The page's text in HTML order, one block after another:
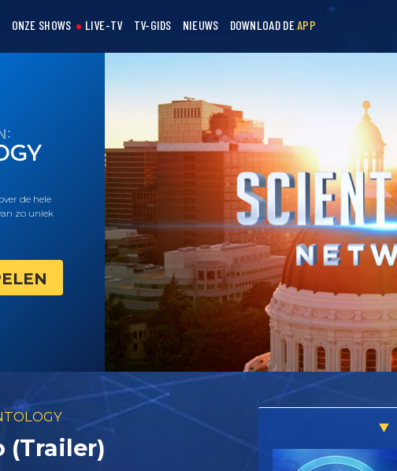
ONZE SHOWS LIVE-TV TV-GIDS NIEUWS DOWNLOAD DEAPP
de hele
zo uniek
(Trailer)